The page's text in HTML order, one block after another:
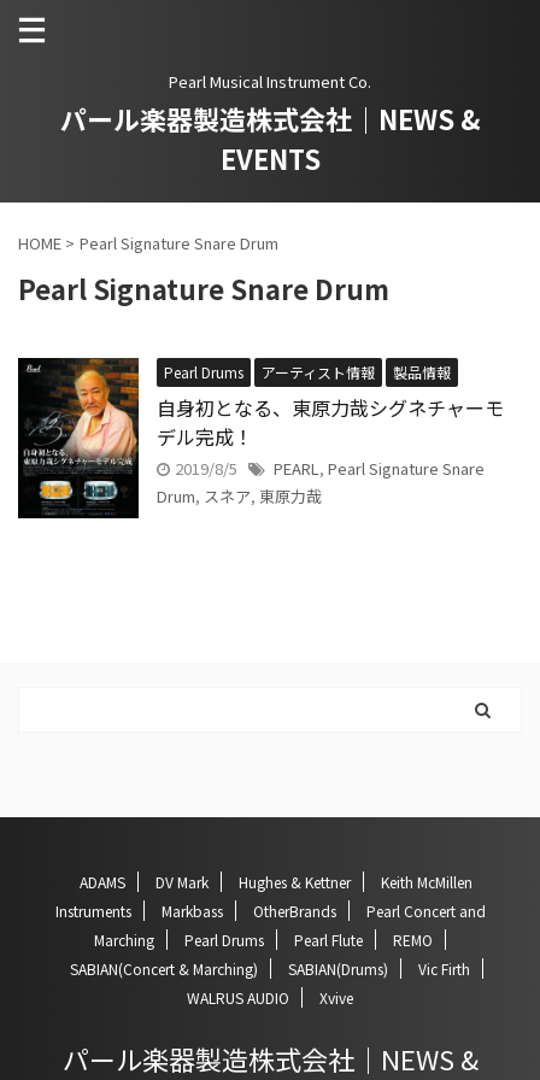
Pearl Musical Instrument Co.
パール楽器製造株式会社｜NEWS &
EVENTS
HOME > Pearl Signature Snare Drum
Pearl Signature Snare Drum
Pearl Drums アーティスト情報 製品情報
自身初となる、東原力哉シグネチャーモ
デル完成！
2019/8/5 PEARL, Pearl Signature Snare
Drum, スネア, 東原力哉
ADAMS DV Mark Hughes & Kettner
Keith McMillen
Instruments
Markbass OtherBrands
Pearl Concert and
Marching
Pearl Drums Pearl Flute
REMO
SABIAN(Concert & Marching)
SABIAN(Drums)
Vic Firth
WALRUS AUDIO
Xvive
パール楽器製造株式会社｜NEWS &